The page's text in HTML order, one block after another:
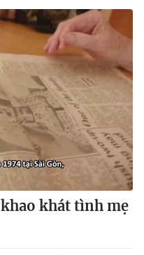
khát tình mẹ